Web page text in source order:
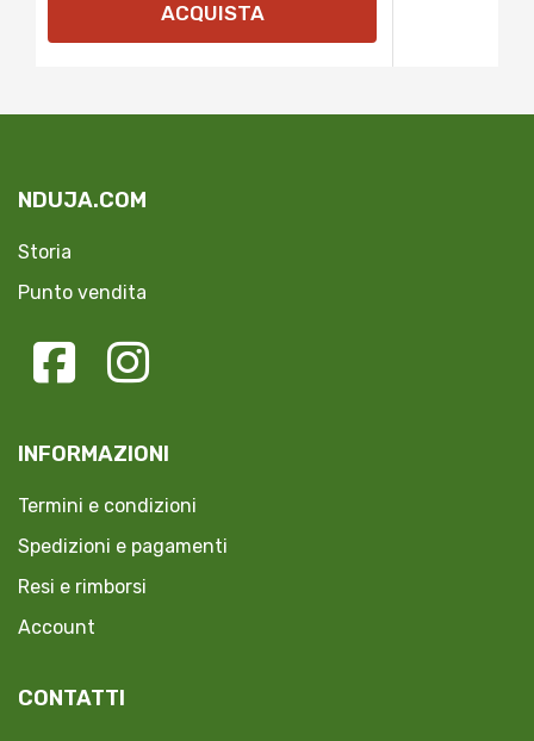
ACQUISTA
NDUJA.COM
Storia
Punto vendita
INFORMAZIONI
Termini e condizioni
Spedizioni e pagamenti
Resi e rimborsi
Account
CONTATTI